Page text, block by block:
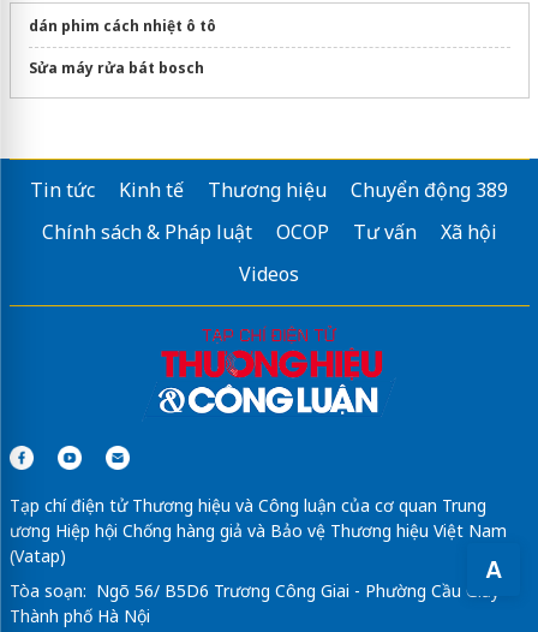
A
dán phim cách nhiệt ô tô
Sửa máy rửa bát bosch
Tin tức Kinh tế Thương hiệu
Chuyển động 389
Chính sách & Pháp luật
OCOP Tư vấn
Xã hội
Videos
Tạp chí điện tử Thương hiệu và Công luận của cơ quan Trung
ương Hiệp hội Chống hàng giả và Bảo vệ Thương hiệu Việt Nam
(Vatap)
Tòa soạn: Ngõ 56/ B5D6 Trương Công Giai - Phường Cầu Giấy -
Thành phố Hà Nội